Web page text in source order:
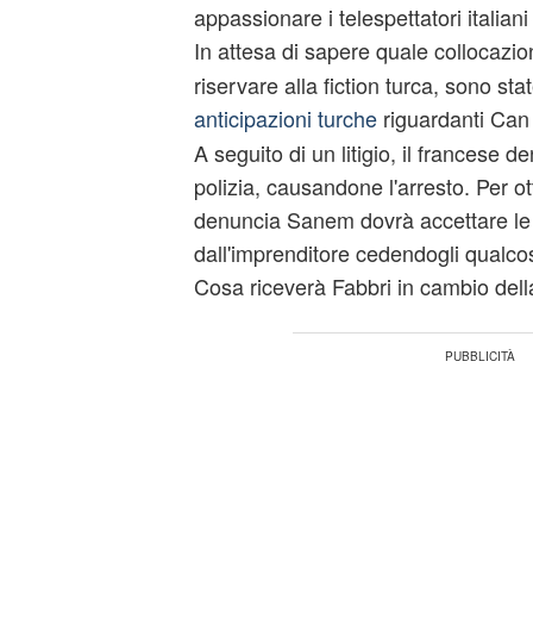
appassionare i telespettatori
In attesa di sapere quale
riservare alla fiction turca, sono
anticipazioni turcheriguardanti
A seguito di un litigio, il francese
polizia, causandone l'arresto. Per
denuncia Sanem dovrà accettare
dall'imprenditore cedendogli
Cosa riceverà Fabbri in cambio